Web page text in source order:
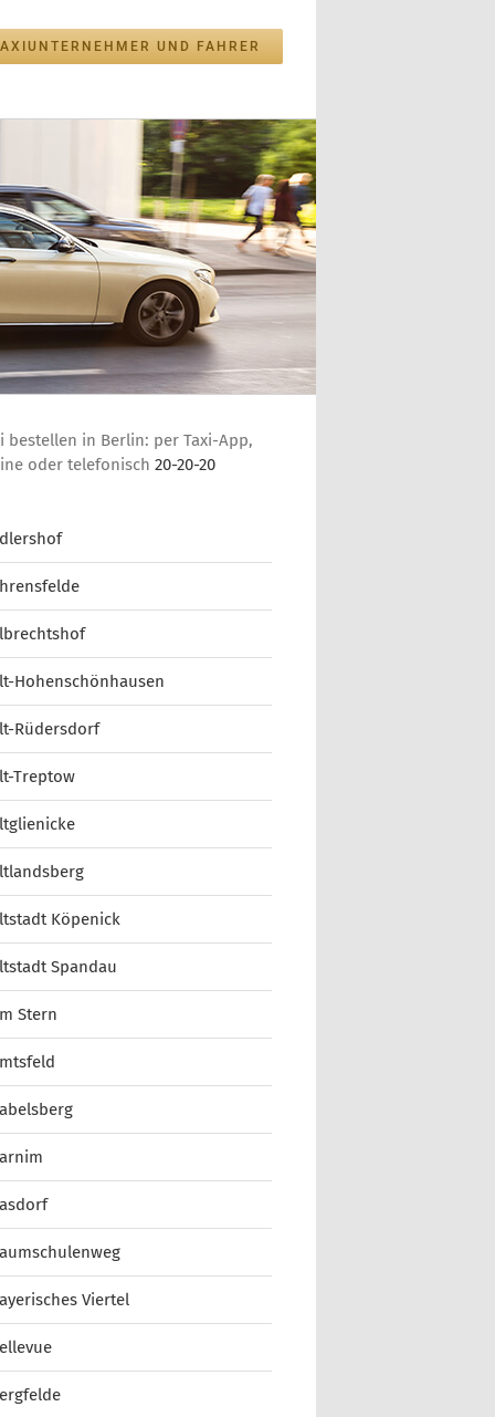
UND FAHRER
bestellen in Berlin: per Taxi-App,
oder telefonisch 20-20-20
Hohenschönhausen
Rüdersdorf
Treptow
Köpenick
Spandau
Stern
Viertel